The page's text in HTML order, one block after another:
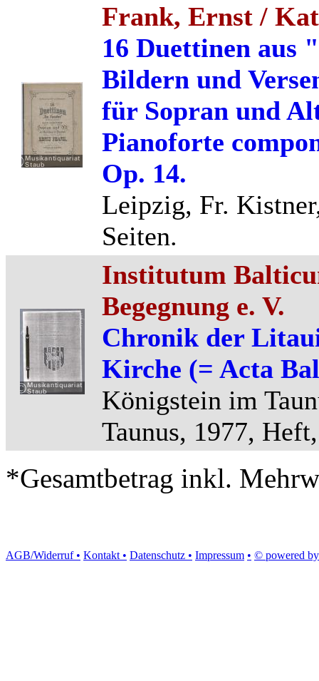
Frank, Ernst /
16 Duettinen aus
Bildern und
für Sopran und
Pianoforte
Op. 14.
Leipzig, Fr.
Seiten.
Institutum
Begegnung e. V.
Chronik der
Kirche (= Acta
Königstein im
Taunus, 1977,
*Gesamtbetrag inkl.
AGB/Widerruf • Kontakt • Datenschutz • Impressum • © powered